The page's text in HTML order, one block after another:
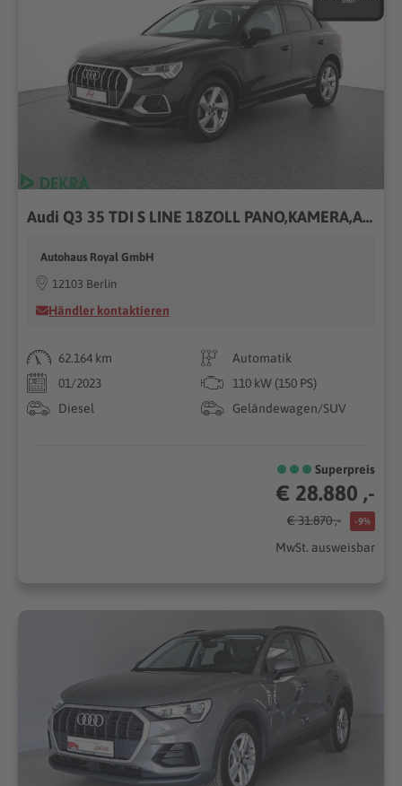
Audi Q3 35 TDI S LINE 18ZOLL PANO,KAMERA,ACC,AMBIENTE
Autohaus Royal GmbH
12103 Berlin
Händler kontaktieren
62.164 km
Automatik
01/2023
110 kW (150 PS)
Diesel
Geländewagen/SUV
Superpreis
€ 28.880 ,-
€ 31.870 ,- -9%
MwSt. ausweisbar